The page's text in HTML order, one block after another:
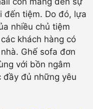
đến tiệm. Do đó, lựa
nhiều chủ tiệm
khách hàng có
Ghế sofa đơn
với bồn ngâm
đủ những yêu